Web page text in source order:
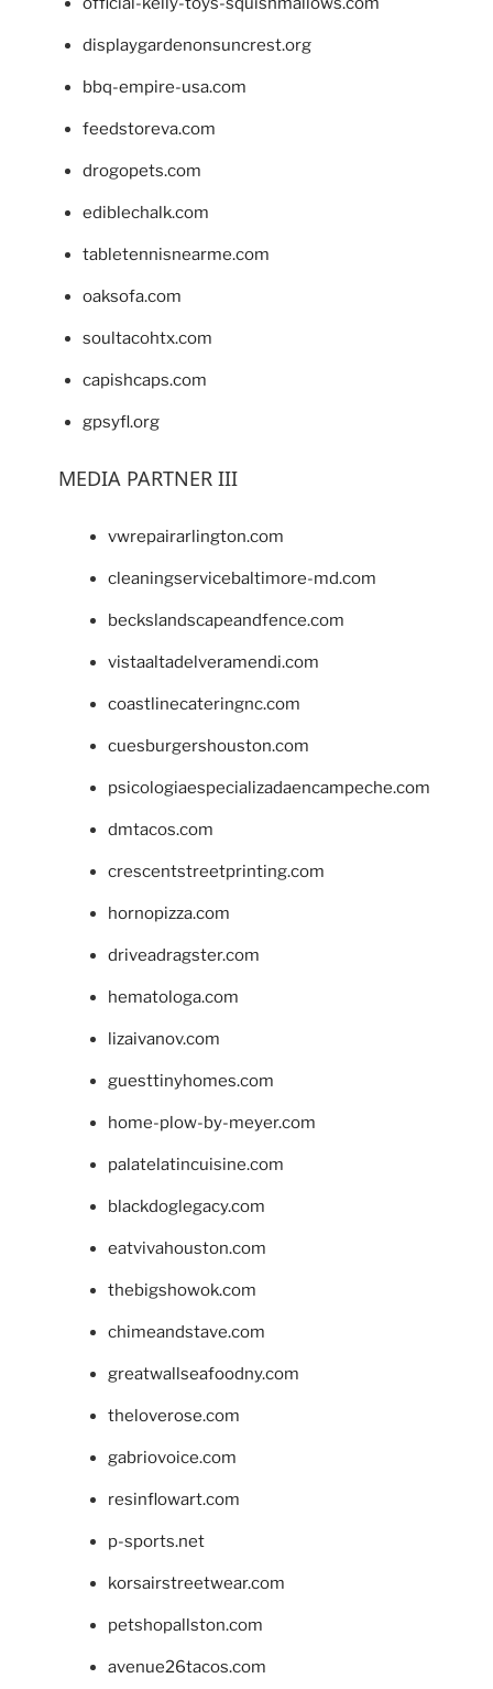
displaygardenonsuncrest.org
bbq-empire-usa.com
feedstoreva.com
drogopets.com
ediblechalk.com
tabletennisnearme.com
oaksofa.com
soultacohtx.com
capishcaps.com
gpsyfl.org
MEDIA PARTNER III
vwrepairarlington.com
cleaningservicebaltimore-md.com
beckslandscapeandfence.com
vistaaltadelveramendi.com
coastlinecateringnc.com
cuesburgershouston.com
psicologiaespecializadaencampeche.com
dmtacos.com
crescentstreetprinting.com
hornopizza.com
driveadragster.com
hematologa.com
lizaivanov.com
guesttinyhomes.com
home-plow-by-meyer.com
palatelatincuisine.com
blackdoglegacy.com
eatvivahouston.com
thebigshowok.com
chimeandstave.com
greatwallseafoodny.com
theloverose.com
gabriovoice.com
resinflowart.com
p-sports.net
korsairstreetwear.com
petshopallston.com
avenue26tacos.com